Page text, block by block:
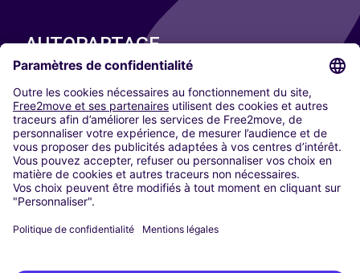
AUTOPARTAGE
Paris
Madrid
Washington DC
Milan
Rome
Turin
Vienne
Berlin
Düsseldorf